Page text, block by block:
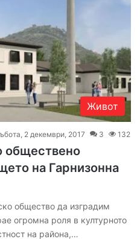
е
з
а
:
Живот
2 декември, 2017 3 132
обществено
на Гарнизонна
общество да изградим
огромна роля в културното
на района,…